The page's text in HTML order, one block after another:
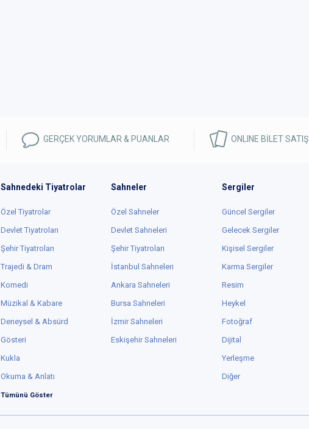
GERÇEK YORUMLAR & PUANLAR ONLINE BİLET SATIŞ
Sahnedeki Tiyatrolar
Özel Tiyatrolar
Devlet Tiyatroları
Şehir Tiyatroları
Trajedi & Dram
Komedi
Müzikal & Kabare
Deneysel & Absürd
Gösteri
Kukla
Okuma & Anlatı
Tümünü Göster
Sahneler
Özel Sahneler
Devlet Sahneleri
Şehir Tiyatroları
İstanbul Sahneleri
Ankara Sahneleri
Bursa Sahneleri
İzmir Sahneleri
Eskişehir Sahneleri
Sergiler
Güncel Sergiler
Gelecek Sergiler
Kişisel Sergiler
Karma Sergiler
Resim
Heykel
Fotoğraf
Dijital
Yerleşme
Diğer